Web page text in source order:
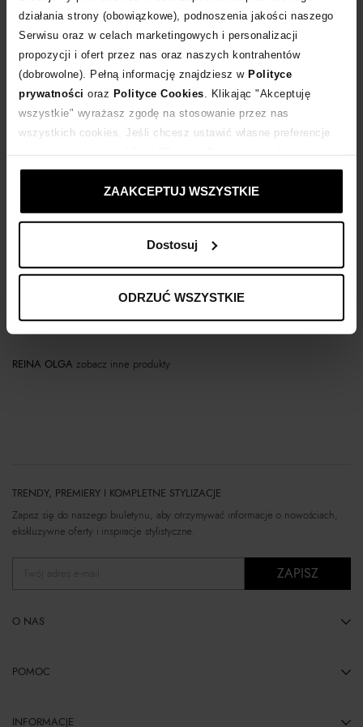
działania strony (obowiązkowe), podnoszenia jakości naszego
Serwisu oraz w celach marketingowych i personalizacji
propozycji i ofert przez nas oraz naszych kontrahentów
(dobrowolne). Pełną informację znajdziesz w Polityce
prywatności oraz Polityce Cookies . Klikając "Akceptuję
wszystkie" wyrażasz zgodę na stosowanie przez nas
wszystkich cookies. Jeśli chcesz ustawić własne preferencje
ustawienia prywatności.
ZAAKCEPTUJ WSZYSTKIE
Dostosuj
ODRZUĆ WSZYSTKIE
POWIADOM O DOSTAWIE
Dostawa od 0 zł
14 dni na zwrot towaru
+163 punktówzyskujesz w Klubie Korzyści
REINA OLGA zobacz inne produkty
TRENDY, PREMIERY I KOMPLETNE STYLIZACJE
Zapisz się do naszego biuletynu, aby otrzymywać informacje o nowościach,
ekskluzywne oferty i inspiracje stylistyczne.
ZAPISZ
O NAS
POMOC
INFORMACJE